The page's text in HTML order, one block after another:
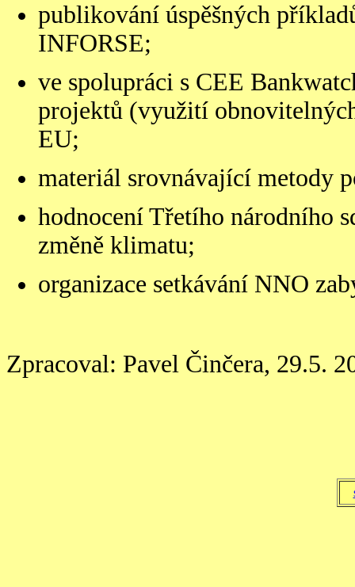
publikování úspěšných
INFORSE;
ve spolupráci s CEE
projektů (využití
EU;
materiál srovnávající metody
hodnocení Třetího národního
změně klimatu;
organizace setkávání NNO
Zpracoval: Pavel Činčera, 29.5.